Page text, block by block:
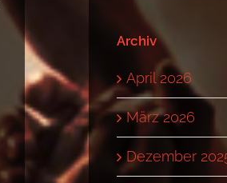
Archiv
April 2026
März 2026
Dezember